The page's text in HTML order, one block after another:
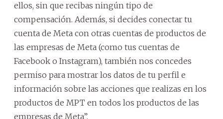
ellos, sin que recibas ningún tipo de
compensación. Además, si decides conectar tu
cuenta de Meta con otras cuentas de productos de
las empresas de Meta (como tus cuentas de
Facebook o Instagram), también nos concedes
permiso para mostrar los datos de tu perfil e
información sobre las acciones que realizas en los
productos de MPT en todos los productos de las
empresas de Meta”.